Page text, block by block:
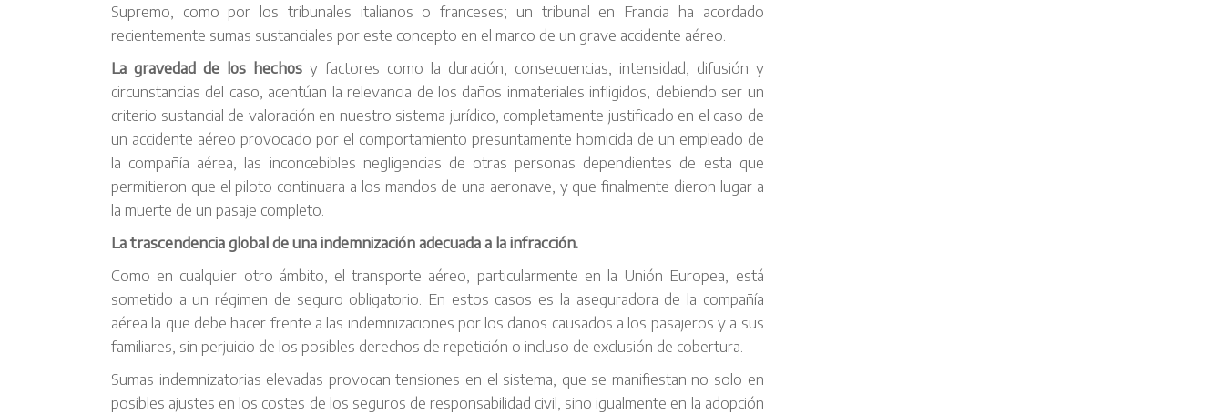
Supremo, como por los tribunales italianos o franceses; un tribunal en Francia ha acordado
recientemente sumas sustanciales por este concepto en el marco de un grave accidente aéreo.
La gravedad de los hechosy factores como la duración, consecuencias, intensidad, difusión y
circunstancias del caso, acentúan la relevancia de los daños inmateriales infligidos, debiendo ser un
criterio sustancial de valoración en nuestro sistema jurídico, completamente justificado en el caso de
un accidente aéreo provocado por el comportamiento presuntamente homicida de un empleado de
la compañía aérea, las inconcebibles negligencias de otras personas dependientes de esta que
permitieron que el piloto continuara a los mandos de una aeronave, y que finalmente dieron lugar a
la muerte de un pasaje completo.
La trascendencia global de una indemnización adecuada a la infracción.
Como en cualquier otro ámbito, el transporte aéreo, particularmente en la Unión Europea, está
sometido a un régimen de seguro obligatorio. En estos casos es la aseguradora de la compañía
aérea la que debe hacer frente a las indemnizaciones por los daños causados a los pasajeros y a sus
familiares, sin perjuicio de los posibles derechos de repetición o incluso de exclusión de cobertura.
Sumas indemnizatorias elevadas provocan tensiones en el sistema, que se manifiestan no solo en
posibles ajustes en los costes de los seguros de responsabilidad civil, sino igualmente en la adopción